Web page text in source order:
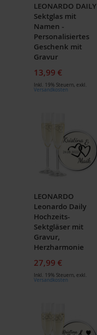
LEONARDO DAILY
Sektglas mit
Namen -
Personalisiertes
Geschenk mit
Gravur
13,99 €
Inkl. 19% Steuern, exkl.
Versandkosten
LEONARDO
Leonardo Daily
Hochzeits-
Sektgläser mit
Gravur,
Herzharmonie
27,99 €
Inkl. 19% Steuern, exkl.
Versandkosten